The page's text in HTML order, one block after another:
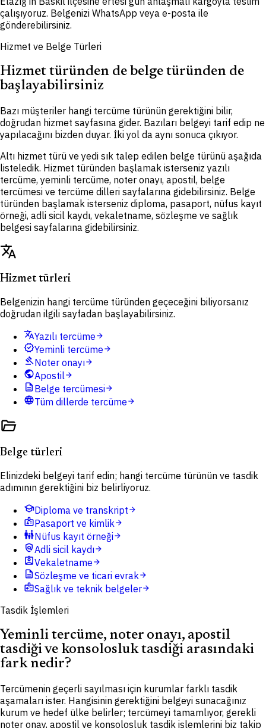
çalışıyoruz. Belgenizi WhatsApp veya e-posta ile
gönderebilirsiniz.
Hizmet ve Belge Türleri
Hizmet türünden de belge türünden de
başlayabilirsiniz
Bazı müşteriler hangi tercüme türünün gerektiğini bilir,
doğrudan hizmet sayfasına gider. Bazıları belgeyi tarif edip ne
yapılacağını bizden duyar. İki yol da aynı sonuca çıkıyor.
Altı hizmet türü ve yedi sık talep edilen belge türünü aşağıda
listeledik. Hizmet türünden başlamak isterseniz yazılı
tercüme, yeminli tercüme, noter onayı, apostil, belge
tercümesi ve tercüme dilleri sayfalarına gidebilirsiniz. Belge
türünden başlamak isterseniz diploma, pasaport, nüfus kayıt
örneği, adli sicil kaydı, vekaletname, sözleşme ve sağlık
belgesi sayfalarına gidebilirsiniz.
translate
Hizmet türleri
Belgenizin hangi tercüme türünden geçeceğini biliyorsanız
doğrudan ilgili sayfadan başlayabilirsiniz.
translateYazılı tercümearrow_forward
verifiedYeminli tercümearrow_forward
gavelNoter onayıarrow_forward
publicApostilarrow_forward
description Belge tercümesiarrow_forward
languageTüm dillerde tercümearrow_forward
folder_open
Belge türleri
Elinizdeki belgeyi tarif edin; hangi tercüme türünün ve tasdik
adımının gerektiğini biz belirliyoruz.
schoolDiploma ve transkriptarrow_forward
badgePasaport ve kimlikarrow_forward
family_restroomNüfus kayıt örneğiarrow_forward
policyAdli sicil kaydıarrow_forward
assignment_indVekaletnamearrow_forward
descriptionSözleşme ve ticari evrakarrow_forward
medical_informationSağlık ve teknik belgelerarrow_forward
Tasdik İşlemleri
Yeminli tercüme, noter onayı, apostil
tasdiği ve konsolosluk tasdiği arasındaki
fark nedir?
Tercümenin geçerli sayılması için kurumlar farklı tasdik
aşamaları ister. Hangisinin gerektiğini belgeyi sunacağınız
kurum ve hedef ülke belirler; tercümeyi tamamlıyor, gerekli
noter onay, apostil ve konsolosluk tasdik işlemlerini biz takip